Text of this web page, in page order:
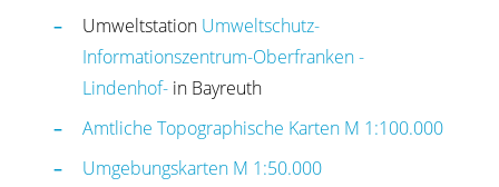
Umweltstation Umweltschutz-
Informationszentrum-Oberfranken -
Lindenhof- in Bayreuth
Amtliche Topographische Karten M 1:100.000
Umgebungskarten M 1:50.000